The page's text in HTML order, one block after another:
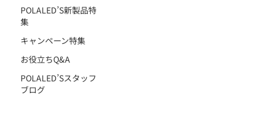
POLALED’S新製品特
集
キャンペーン特集
お役立ちQ&A
POLALED’Sスタッフ
ブログ